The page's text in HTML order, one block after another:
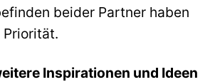
beider Partner haben
Inspirationen und Ideen